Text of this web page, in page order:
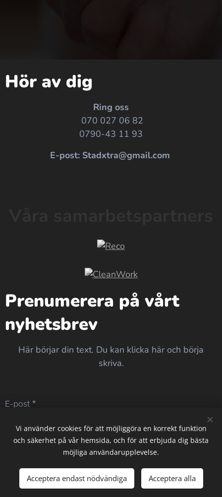
Hör av dig
Ring oss
070 027 06 82
0790-43 11 93
E-post: Stadxtra@gmail.com
Prenumerera på vårt
nyhetsbrev
Här börjar din text. Du kan klicka här och börja
skriva.
E-post
Skicka
Webnode Cookies
Vi använder cookies för att möjliggöra en korrekt funktion
och säkerhet på vår hemsida, och för att erbjuda dig bästa
möjliga användarupplevelse.
Acceptera endast nödvändiga Acceptera alla